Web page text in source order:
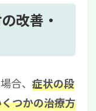
改善・
合、 症状の段
つかの治療方